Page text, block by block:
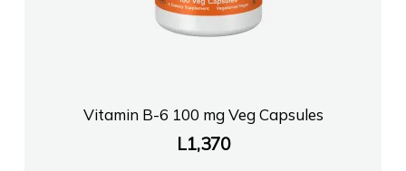
Vitamin B-6 100 mg Veg Capsules
L1,370